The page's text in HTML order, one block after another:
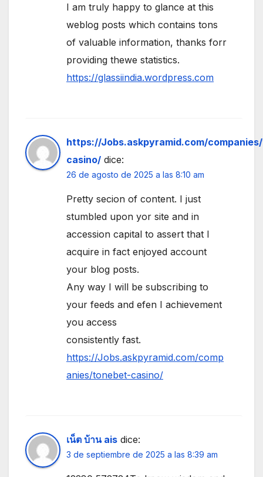
I am truly happy to glance at this
weblog posts which contains tons
of valuable information, thanks forr
providing thewe statistics.
https://glassiindia.wordpress.com
https://Jobs.askpyramid.com/
casino/ dice:
26 de agosto de 2025 a las 8:10 am
Pretty secion of content. I just
stumbled upon yor site and in
accession capital to assert that I
acquire in fact enjoyed account
your blog posts.
Any way I will be subscribing to
your feeds and efen I achievement
you access
consistently fast.
https://Jobs.askpyramid.com/comp
anies/tonebet-casino/
เน็ต บ้าน ais dice:
3 de septiembre de 2025 a las 8:39 am